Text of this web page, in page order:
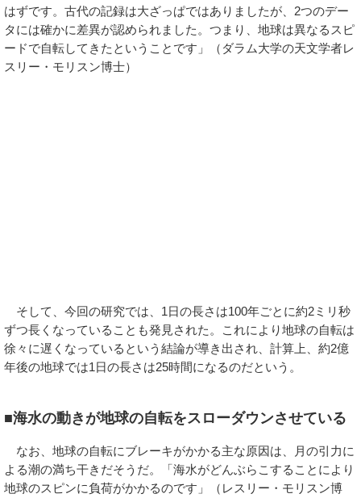
はずです。古代の記録は大ざっぱではありましたが、2つのデー
タには確かに差異が認められました。つまり、地球は異なるスピ
ードで自転してきたということです」（ダラム大学の天文学者レ
スリー・モリスン博士）
そして、今回の研究では、1日の長さは100年ごとに約2ミリ秒
ずつ長くなっていることも発見された。これにより地球の自転は
徐々に遅くなっているという結論が導き出され、計算上、約2億
年後の地球では1日の長さは25時間になるのだという。
■海水の動きが地球の自転をスローダウンさせている
なお、地球の自転にブレーキがかかる主な原因は、月の引力に
よる潮の満ち干きだそうだ。「海水がどんぶらこすることにより
地球のスピンに負荷がかかるのです」（レスリー・モリスン博